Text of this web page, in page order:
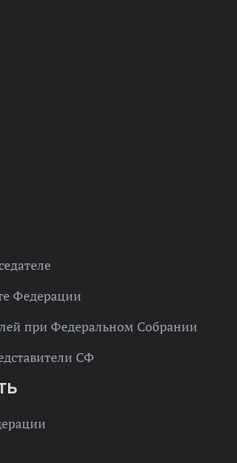
Федерации
при Федеральном Собрании
СФ